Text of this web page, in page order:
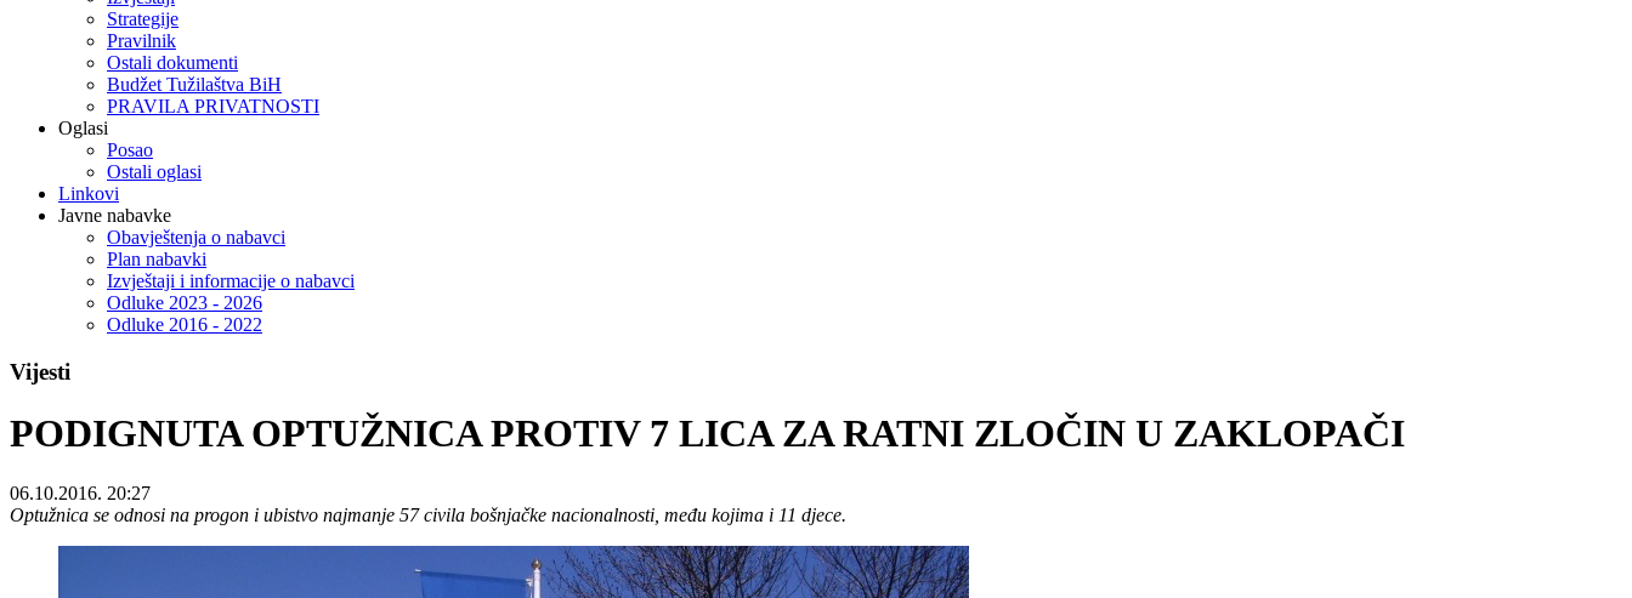
Strategije
Pravilnik
Ostali dokumenti
Budžet Tužilaštva BiH
PRAVILA PRIVATNOSTI
Oglasi
Posao
Ostali oglasi
Linkovi
Javne nabavke
Obavještenja o nabavci
Plan nabavki
Izvještaji i informacije o nabavci
Odluke 2023 - 2026
Odluke 2016 - 2022
Vijesti
PODIGNUTA OPTUŽNICA PROTIV 7 LICA ZA RATNI ZLOČIN U ZAKLOPAČI
06.10.2016. 20:27
Optužnica se odnosi na progon i ubistvo najmanje 57 civila bošnjačke nacionalnosti, među kojima i 11 djece.